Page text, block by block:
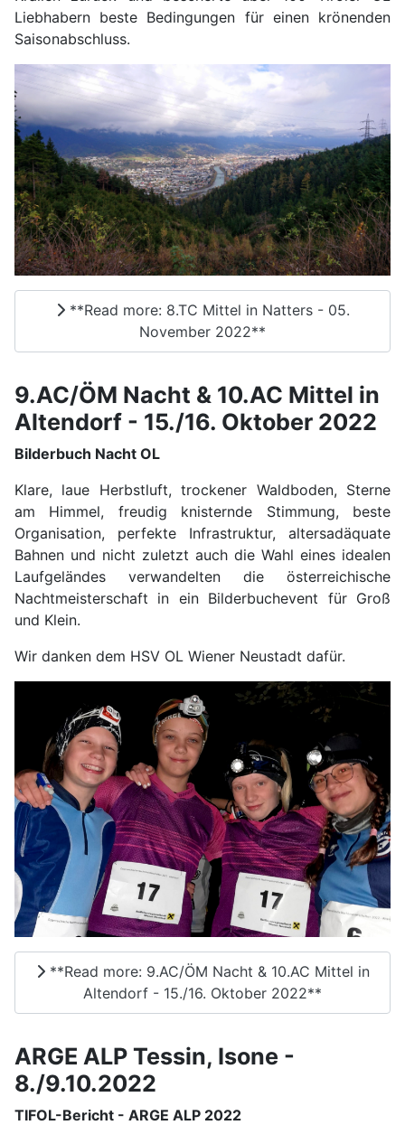
Liebhabern beste Bedingungen für einen krönenden
Saisonabschluss.
**Read more: 8.TC Mittel in Natters - 05.
November 2022**
9.AC/ÖM Nacht & 10.AC Mittel in
Altendorf - 15./16. Oktober 2022
Bilderbuch Nacht OL
Klare, laue Herbstluft, trockener Waldboden, Sterne
am Himmel, freudig knisternde Stimmung, beste
Organisation, perfekte Infrastruktur, altersadäquate
Bahnen und nicht zuletzt auch die Wahl eines idealen
Laufgeländes verwandelten die österreichische
Nachtmeisterschaft in ein Bilderbuchevent für Groß
und Klein.
Wir danken dem HSV OL Wiener Neustadt dafür.
**Read more: 9.AC/ÖM Nacht & 10.AC Mittel in
Altendorf - 15./16. Oktober 2022**
ARGE ALP Tessin, Isone -
8./9.10.2022
TIFOL-Bericht - ARGE ALP 2022